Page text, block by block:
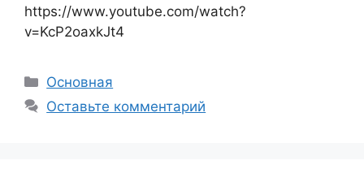
https://www.youtube.com/watch?
v=KcP2oaxkJt4
Рубрики
Основная
Оставьте комментарий